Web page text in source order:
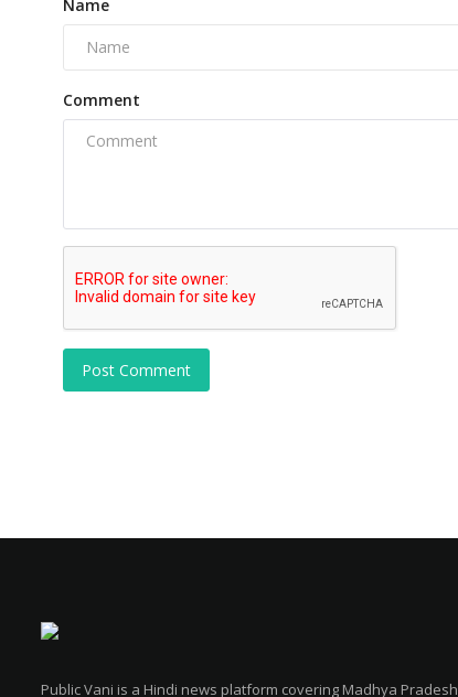
Name
Comment
Post Comment
Public Vani is a Hindi news platform covering Madhya Pradesh